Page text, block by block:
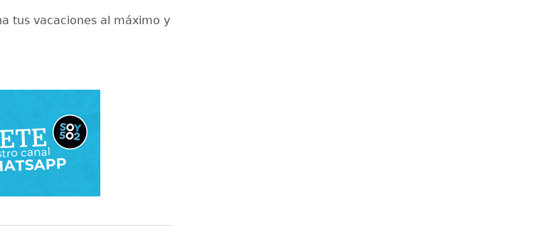
tus vacaciones al máximo y